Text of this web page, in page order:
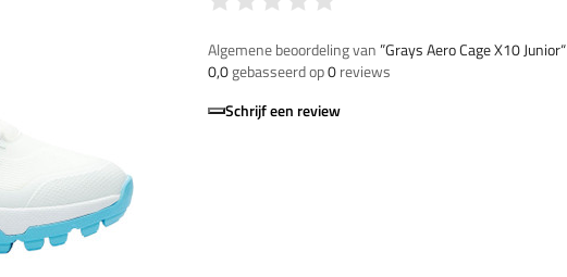
Algemene beoordeling van”Grays Aero Cage X10 Junior“
0,0gebasseerd op0reviews
Schrijf een review